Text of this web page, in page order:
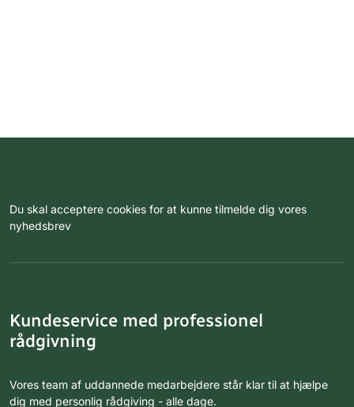
Du skal acceptere cookies for at kunne tilmelde dig vores
nyhedsbrev
Kundeservice med professionel
rådgivning
Vores team af uddannede medarbejdere står klar til at hjælpe
dig med personlig rådgiving - alle dage.